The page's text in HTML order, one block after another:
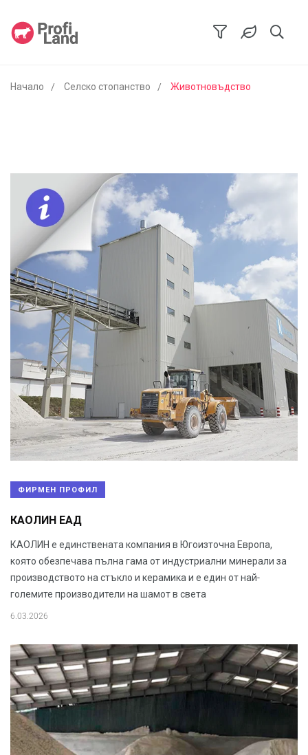
Начало Селско стопанство Животновъдство
ФИРМЕН ПРОФИЛ
КАОЛИН ЕАД
КАОЛИН е единствената компания в Югоизточна Европа,
която обезпечава пълна гама от индустриални минерали за
производството на стъкло и керамика и е един от най-
големите производители на шамот в света
6.03.2026